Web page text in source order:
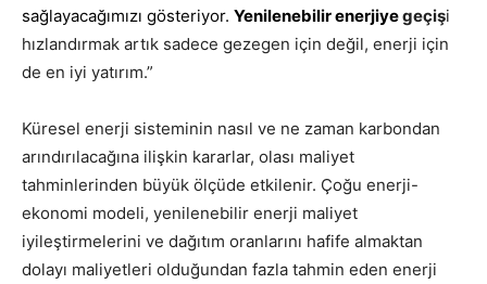
sağlayacağımızı gösteriyor. Yenilenebilir enerjiyegeçişi
hızlandırmak artık sadece gezegen için değil, enerji için
de en iyi yatırım.”
Küresel enerji sisteminin nasıl ve ne zaman karbondan
arındırılacağına ilişkin kararlar, olası maliyet
tahminlerinden büyük ölçüde etkilenir. Çoğu enerji-
ekonomi modeli, yenilenebilir enerji maliyet
iyileştirmelerini ve dağıtım oranlarını hafife almaktan
dolayı maliyetleri olduğundan fazla tahmin eden enerji